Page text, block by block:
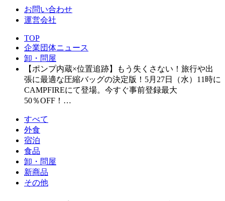
お問い合わせ
運営会社
TOP
企業団体ニュース
卸・問屋
【ポンプ内蔵×位置追跡】もう失くさない！旅行や出
張に最適な圧縮バッグの決定版！5月27日（水）11時に
CAMPFIREにて登場。今すぐ事前登録最大
50％OFF！…
すべて
外食
宿泊
食品
卸・問屋
新商品
その他